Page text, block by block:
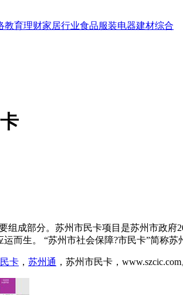
教育理财家居行业食品服装电器建材综合
组成部分。苏州市民卡项目是苏州市政
运而生。 “苏州市社会保障?市民卡”简称苏
卡 ， 苏州通 ，苏州市民卡，